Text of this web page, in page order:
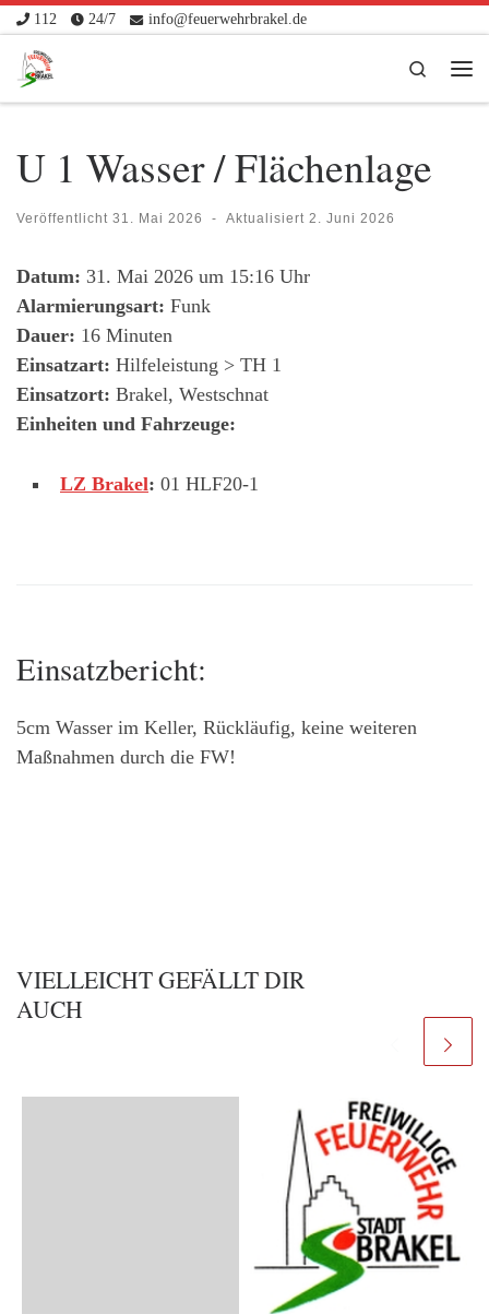
Zum Inhalt springen
112 24/7 info@feuerwehrbrakel.de
Search
U 1 Wasser / Flächenlage
Veröffentlicht 31. Mai 2026 - Aktualisiert 2. Juni 2026
Datum: 31. Mai 2026 um 15:16 Uhr
Alarmierungsart: Funk
Dauer: 16 Minuten
Einsatzart: Hilfeleistung > TH 1
Einsatzort: Brakel, Westschnat
Einheiten und Fahrzeuge:
LZ Brakel: 01 HLF20-1
Einsatzbericht:
5cm Wasser im Keller, Rückläufig, keine weiteren
Maßnahmen durch die FW!
VIELLEICHT GEFÄLLT DIR
AUCH